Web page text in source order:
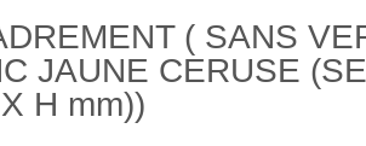
( SANS
JAUNE CERUSE
H mm))